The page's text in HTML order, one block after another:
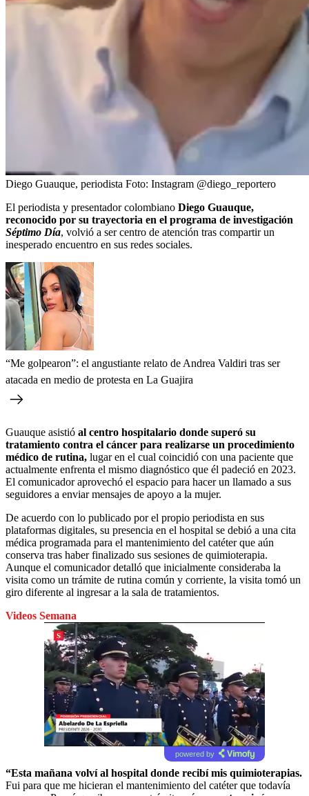
Diego Guauque, periodista Foto: Instagram @diego_reportero
El periodista y presentador colombiano Diego Guauque,
reconocido por su trayectoria en el programa de investigación
Séptimo Día, volvió a ser centro de atención tras compartir un
inesperado encuentro en sus redes sociales.
“Me golpearon”: el angustiante relato de Andrea Valdiri tras ser
atacada en medio de protesta en La Guajira
Guauque asistió al centro hospitalario donde superó su
tratamiento contra el cáncer para realizarse un procedimiento
médico de rutina, lugar en el cual coincidió con una paciente que
actualmente enfrenta el mismo diagnóstico que él padeció en 2023.
El comunicador aprovechó el espacio para hacer un llamado a sus
seguidores a enviar mensajes de apoyo a la mujer.
De acuerdo con lo publicado por el propio periodista en sus
plataformas digitales, su presencia en el hospital se debió a una cita
médica programada para el mantenimiento del catéter que aún
conserva tras haber finalizado sus sesiones de quimioterapia.
Aunque el comunicador detalló que inicialmente consideraba la
visita como un trámite de rutina común y corriente, la visita tomó un
giro diferente al ingresar a la sala de tratamientos.
Videos Semana
powered by
“Esta mañana volví al hospital donde recibí mis quimioterapias.
Fui para que me hicieran el mantenimiento del catéter que todavía